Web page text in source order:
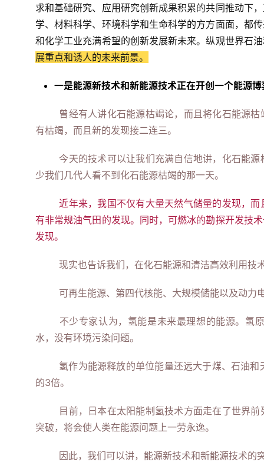
求和基础研究、应用研究创新成果积累的共同推动下
学、材料科学、环境科学和生命科学的方方面面，都
和化学工业充满希望的创新发展新未来。纵观世界石
展重点和诱人的未来前景。
一是能源新技术和新能源技术正在开创一个能源
曾经有人讲化石能源枯竭论，而且将化石能源
有枯竭，而且新的发现接二连三。
今天的技术可以让我们充满自信地讲，化石能
少我们几代人看不到化石能源枯竭的那一天。
近年来，我国不仅有大量天然气储量的发现，
有非常规油气田的发现。同时，可燃冰的勘探开发技
发现。
现实也告诉我们，在化石能源和清洁高效利用技
可再生能源、第四代核能、大规模储能以及动力
不少专家认为，氢能是未来最理想的能源。氢
水，没有环境污染问题。
氢作为能源释放的单位能量还远大于煤、石油
的3倍。
目前，日本在太阳能制氢技术方面走在了世界
突破，将会使人类在能源问题上一劳永逸。
因此，我们可以讲，能源新技术和新能源技术